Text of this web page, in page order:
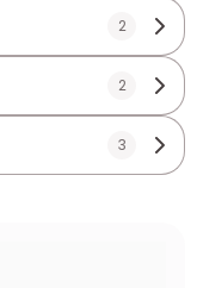
2
2
3